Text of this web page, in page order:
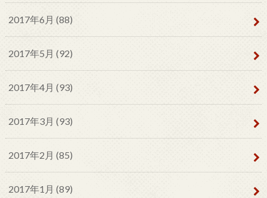
2017年6月 (88)
2017年5月 (92)
2017年4月 (93)
2017年3月 (93)
2017年2月 (85)
2017年1月 (89)